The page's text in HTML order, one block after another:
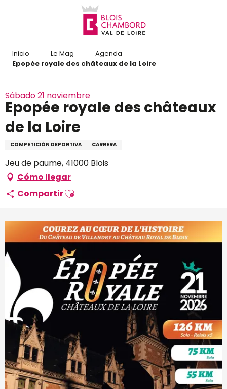
Inicio Le Mag
Agenda
Epopée royale des châteaux de la Loire
Sábado 21 noviembre
Epopée royale des châteaux
de la Loire
COMPETICIÓN DEPORTIVA CARRERA
Jeu de paume, 41000 Blois
Cómo llegar
CompartirAjouter aux favoris